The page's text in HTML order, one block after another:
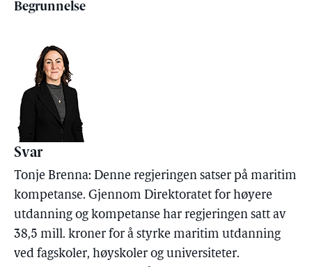
Begrunnelse
Svar
Tonje Brenna: Denne regjeringen satser på maritim
kompetanse. Gjennom Direktoratet for høyere
utdanning og kompetanse har regjeringen satt av
38,5 mill. kroner for å styrke maritim utdanning
ved fagskoler, høyskoler og universiteter.